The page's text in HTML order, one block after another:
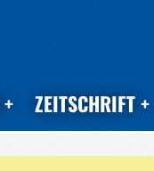
ZEITSCHRIFT